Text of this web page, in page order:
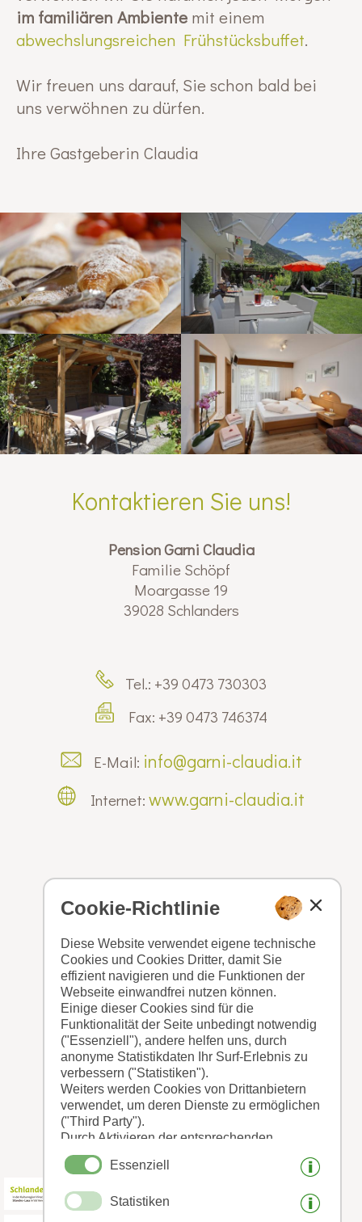
Cookie-Richtlinie
Diese Website verwendet eigene technische
Cookies und Cookies Dritter, damit Sie
effizient navigieren und die Funktionen der
Webseite einwandfrei nutzen können.
Einige dieser Cookies sind für die
Funktionalität der Seite unbedingt notwendig
("Essenziell"), andere helfen uns, durch
anonyme Statistikdaten Ihr Surf-Erlebnis zu
verbessern ("Statistiken").
Weiters werden Cookies von Drittanbietern
verwendet, um deren Dienste zu ermöglichen
("Third Party").
Durch Aktivieren der entsprechenden
Schaltflächen entscheiden Sie selbst, welche
Cookies zum Einsatz kommen.
"Auswahl speichern" oder "Auswahl
Essenziell
Statistiken
im familiären Ambiente mit einem
abwechslungsreichen Frühstücksbuffet.
Wir freuen uns darauf, Sie schon bald bei
uns verwöhnen zu dürfen.
Ihre Gastgeberin Claudia
Kontaktieren Sie uns!
Pension Garni Claudia
Familie Schöpf
Moargasse 19
39028 Schlanders
Tel.: +39 0473 730303
Fax: +39 0473 746374
E-Mail: info@garni-claudia.it
Internet: www.garni-claudia.it